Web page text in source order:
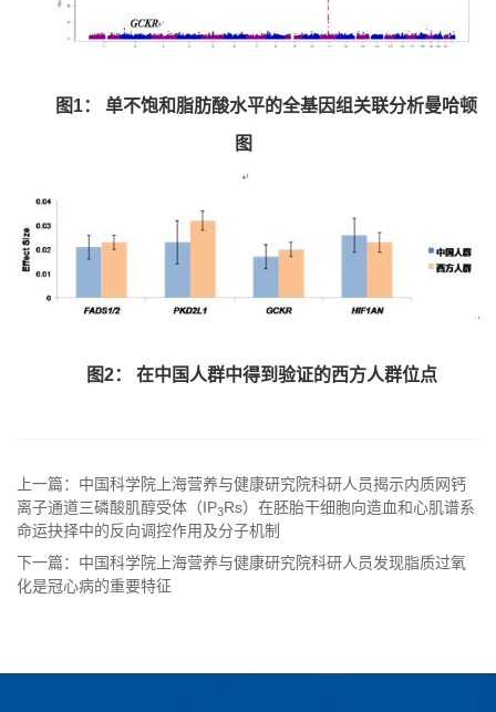
图1： 单不饱和脂肪酸水平的全基因组关联分析曼哈顿
图
图2： 在中国人群中得到验证的西方人群位点
上一篇：中国科学院上海营养与健康研究院科研人员揭示内质网钙
离子通道三磷酸肌醇受体（IP3Rs）在胚胎干细胞向造血和心肌谱系
命运抉择中的反向调控作用及分子机制
下一篇：中国科学院上海营养与健康研究院科研人员发现脂质过氧
化是冠心病的重要特征